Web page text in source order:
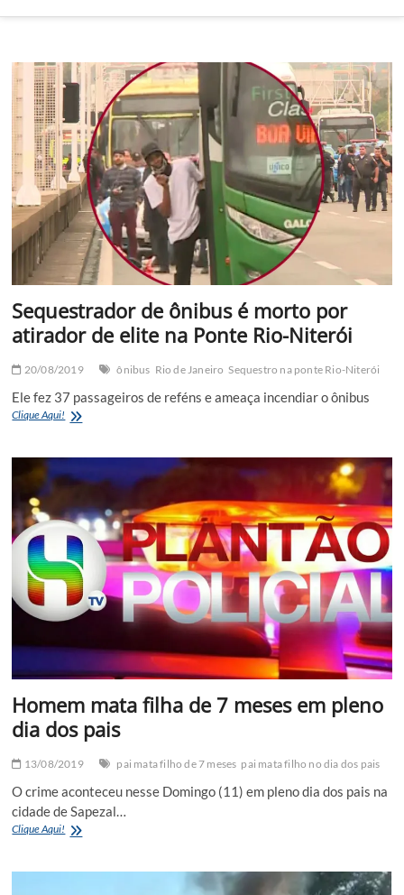
Sequestrador de ônibus é morto por
atirador de elite na Ponte Rio-Niterói
20/08/2019 ônibus Rio de Janeiro Sequestro na ponte Rio-Niterói
Ele fez 37 passageiros de reféns e ameaça incendiar o ônibus
Clique Aqui! Sequestrador
é
morto
atirador
de
elite
na
Ponte
Rio-
Niterói
Homem mata filha de 7 meses em pleno
dia dos pais
13/08/2019 pai mata filho de 7 meses pai mata filho no dia dos pais
O crime aconteceu nesse Domingo (11) em pleno dia dos pais na
cidade de Sapezal…
Clique Aqui! Homem